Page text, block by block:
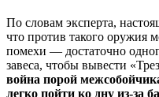
По словам эксперта,
что против такого оружия
помехи — достаточно
завеса, чтобы вывести
война порой
легко пойти ко дну из-за